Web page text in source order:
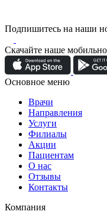
Подпишитесь на наши
Скачайте наше
Основное меню
Врачи
Направления
Услуги
Филиалы
Акции
Пациентам
О нас
Отзывы
Контакты
Компания